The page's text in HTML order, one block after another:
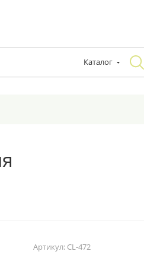
Каталог
Артикул: CL-472